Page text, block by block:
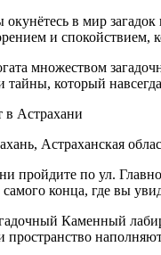
в мир
и спокойствием,
множеством
который
в Астрахани
Астраханская
пройдите по ул.
конца, где вы
Каменный
пространство